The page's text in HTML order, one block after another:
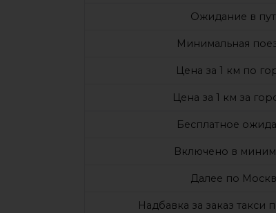
Ожидание в
Минимальная
Цена за 1 км по
Цена за 1 км за
Бесплатное
Включено в
Далее по
Надбавка за заказ такси